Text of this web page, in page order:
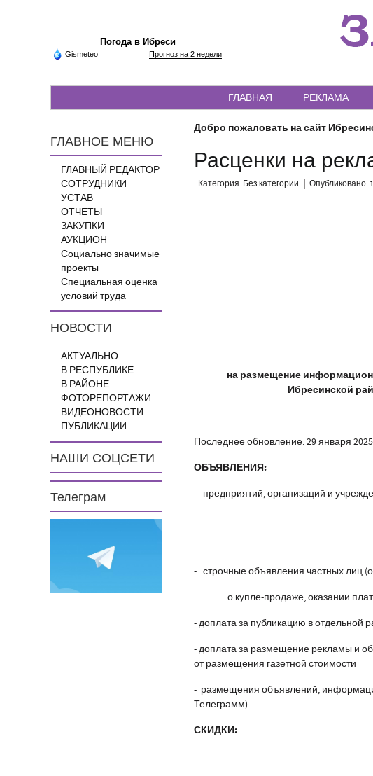
Погода в Ибреси
Gismeteo Прогноз на 2 недели
ГЛАВНАЯ РЕКЛАМА
ГЛАВНОЕ МЕНЮ
ГЛАВНЫЙ РЕДАКТОР
СОТРУДНИКИ
УСТАВ
ОТЧЕТЫ
ЗАКУПКИ
АУКЦИОН
Социально значимые
проекты
Специальная оценка
условий труда
НОВОСТИ
АКТУАЛЬНО
В РЕСПУБЛИКЕ
В РАЙОНЕ
ФОТОРЕПОРТАЖИ
ВИДЕОНОВОСТИ
ПУБЛИКАЦИИ
НАШИ СОЦСЕТИ
Телеграм
Добро пожаловать на сайт
Расценки на
Категория: Без категории Опубликовано:
на размещение
Ибресинской
Последнее обновление: 29 января 2025
ОБЪЯВЛЕНИЯ:
- предприятий, организаций и
- строчные объявления частных лиц
о купле-продаже, оказании
- доплата за публикацию в отдельной
- доплата за размещение рекламы и
от размещения газетной стоимости
- размещения объявлений,
Телеграмм)
СКИДКИ: